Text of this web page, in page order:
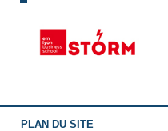
PLAN DU SITE